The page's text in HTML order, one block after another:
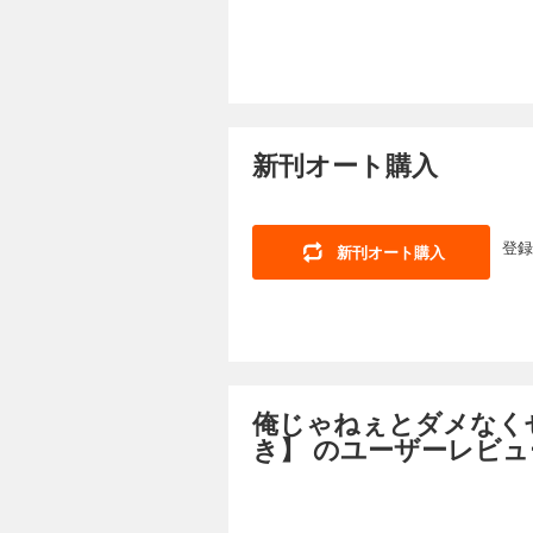
新刊オート購入
新刊オート購入 登
俺じゃねぇとダメなく
き】 のユーザーレビ